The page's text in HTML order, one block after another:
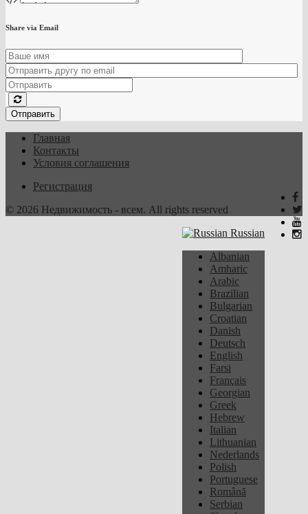
Share via Email
Отправить
Главная
Контакты
Условия соглашения
Регистрация
© 2026 Недвижимость - всем. All rights reserved
Russian
Albanian
Amharic
Arabic
Brazilian
Bulgarian
Croatian
Danish
Deutsch
English
Farsi
Français
Georgian
Greek
Hebrew
Italian
Lithuanian
Nederlands
Polish
Portuguese
Română
Serbian